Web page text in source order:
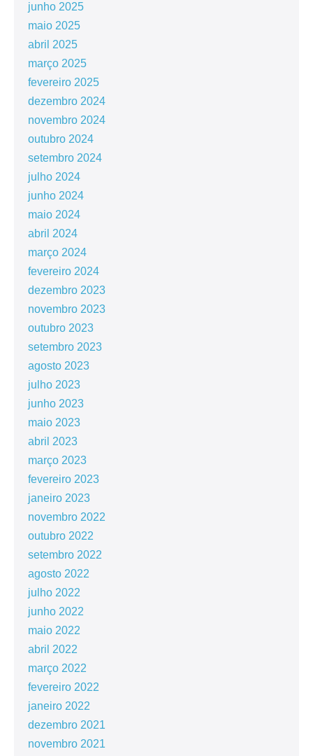
junho 2025
maio 2025
abril 2025
março 2025
fevereiro 2025
dezembro 2024
novembro 2024
outubro 2024
setembro 2024
julho 2024
junho 2024
maio 2024
abril 2024
março 2024
fevereiro 2024
dezembro 2023
novembro 2023
outubro 2023
setembro 2023
agosto 2023
julho 2023
junho 2023
maio 2023
abril 2023
março 2023
fevereiro 2023
janeiro 2023
novembro 2022
outubro 2022
setembro 2022
agosto 2022
julho 2022
junho 2022
maio 2022
abril 2022
março 2022
fevereiro 2022
janeiro 2022
dezembro 2021
novembro 2021